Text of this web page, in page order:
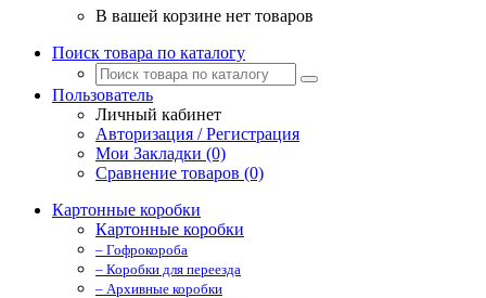
В вашей корзине нет товаров
Поиск товара по каталогу
Пользователь
Личный кабинет
Авторизация / Регистрация
Мои Закладки (0)
Сравнение товаров (0)
Картонные коробки
Картонные коробки
– Гофрокороба
– Коробки для переезда
– Архивные коробки